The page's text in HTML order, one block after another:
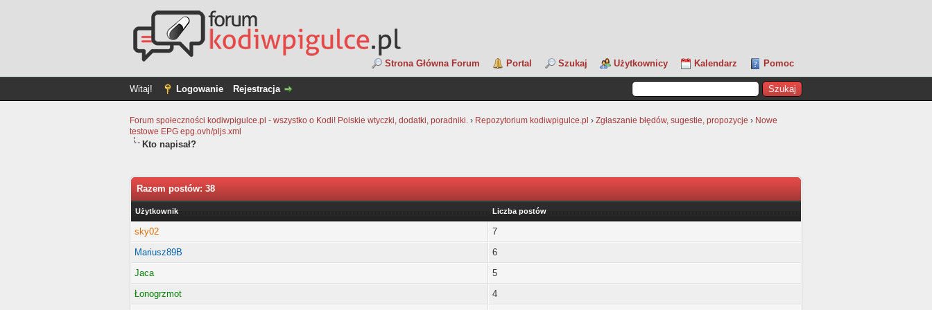
Strona Główna Forum Portal Szukaj Użytkownicy Kalendarz Pomoc
Witaj! Logowanie Rejestracja
Forum społeczności kodiwpigulce.pl - wszystko o Kodi! Polskie wtyczki, dodatki, poradniki. › Repozytorium kodiwpigulce.pl › Zgłaszanie błędów, sugestie, propozycje › Nowe
testowe EPG epg.ovh/pljs.xml
Kto napisał?
Razem postów: 38
Użytkownik Liczba postów
sky02
7
Mariusz89B
6
Jaca
5
Łonogrzmot
4